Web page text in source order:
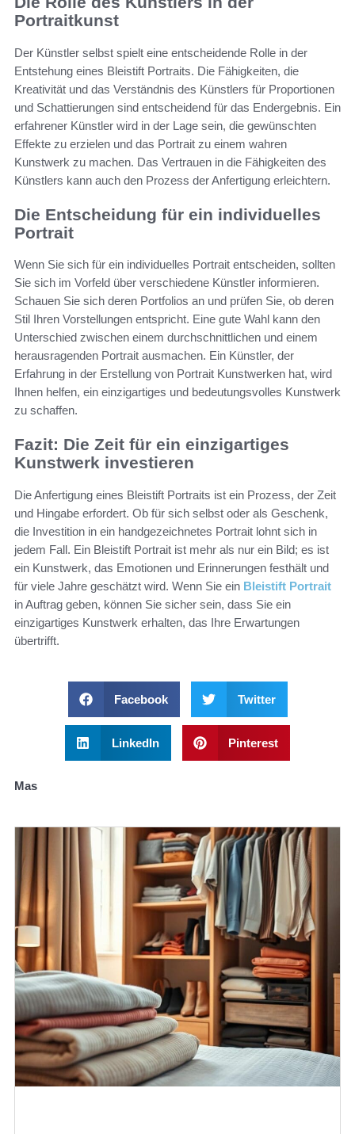
Portraitkunst
Der Künstler selbst spielt eine entscheidende Rolle in der
Entstehung eines Bleistift Portraits. Die Fähigkeiten, die
Kreativität und das Verständnis des Künstlers für Proportionen
und Schattierungen sind entscheidend für das Endergebnis. Ein
erfahrener Künstler wird in der Lage sein, die gewünschten
Effekte zu erzielen und das Portrait zu einem wahren
Kunstwerk zu machen. Das Vertrauen in die Fähigkeiten des
Künstlers kann auch den Prozess der Anfertigung erleichtern.
Die Entscheidung für ein individuelles
Portrait
Wenn Sie sich für ein individuelles Portrait entscheiden, sollten
Sie sich im Vorfeld über verschiedene Künstler informieren.
Schauen Sie sich deren Portfolios an und prüfen Sie, ob deren
Stil Ihren Vorstellungen entspricht. Eine gute Wahl kann den
Unterschied zwischen einem durchschnittlichen und einem
herausragenden Portrait ausmachen. Ein Künstler, der
Erfahrung in der Erstellung von Portrait Kunstwerken hat, wird
Ihnen helfen, ein einzigartiges und bedeutungsvolles Kunstwerk
zu schaffen.
Fazit: Die Zeit für ein einzigartiges
Kunstwerk investieren
Die Anfertigung eines Bleistift Portraits ist ein Prozess, der Zeit
und Hingabe erfordert. Ob für sich selbst oder als Geschenk,
die Investition in ein handgezeichnetes Portrait lohnt sich in
jedem Fall. Ein Bleistift Portrait ist mehr als nur ein Bild; es ist
ein Kunstwerk, das Emotionen und Erinnerungen festhält und
für viele Jahre geschätzt wird. Wenn Sie ein Bleistift Portrait
in Auftrag geben, können Sie sicher sein, dass Sie ein
einzigartiges Kunstwerk erhalten, das Ihre Erwartungen
übertrifft.
Facebook Twitter
LinkedIn Pinterest
Mas